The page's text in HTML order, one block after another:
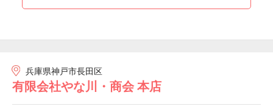
兵庫県神戸市長田区
有限会社やな川・商会 本店